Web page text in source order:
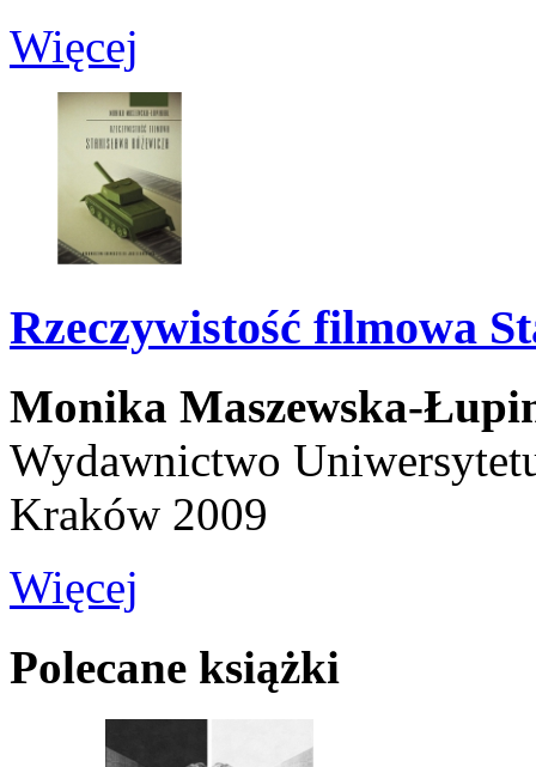
Więcej
Rzeczywistość filmowa
Monika Maszewska-
Wydawnictwo
Kraków 2009
Więcej
Polecane książki